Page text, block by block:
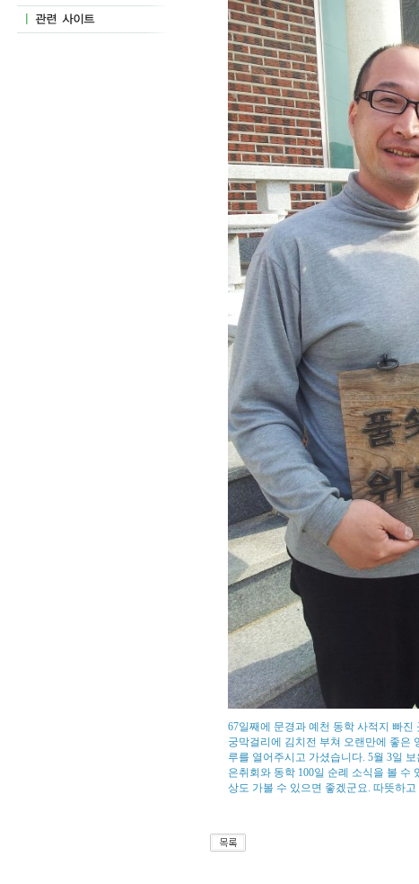
67일째에 문경과 예천 동학 사적지 빠
궁막걸리에 김치전 부쳐 오랜만에 좋은
루를 열어주시고 가셨습니다. 5월 3일 보
은취회와 동학 100일 순례 소식을 볼 수
상도 가볼 수 있으면 좋겠군요. 따뜻하